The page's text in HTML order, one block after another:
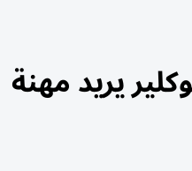
الفورمولا1 لوكلير يريد مهنة